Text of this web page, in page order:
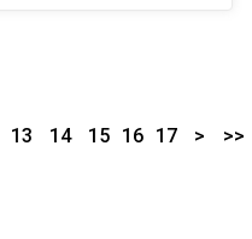
13 14 15 16 17 > >>